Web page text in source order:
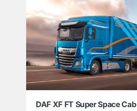
DAF XF FT Super Space Cab